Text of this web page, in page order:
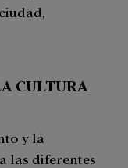
CULTURA
y la
las diferentes